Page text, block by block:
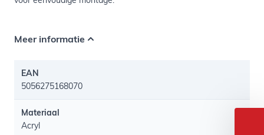
Meer informatie
EAN
5056275168070
Materiaal
Acryl